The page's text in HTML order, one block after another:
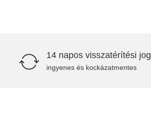
14 napos visszatérítési jog
ingyenes és kockázatmentes